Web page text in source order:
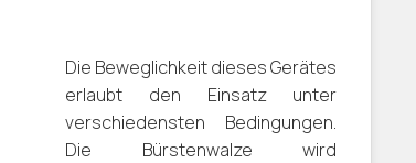
Die Beweglichkeit dieses Gerätes
erlaubt den Einsatz unter
verschiedensten Bedingungen.
Die Bürstenwalze wird